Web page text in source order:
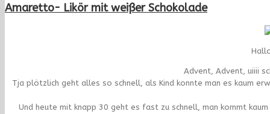
Amaretto- Likör mit weißer Schokolade
Advent, Advent, uiiii
Tja plötzlich geht alles so schnell, als Kind konnte man es kaum
Und heute mit knapp 30 geht es fast zu schnell, man kommt